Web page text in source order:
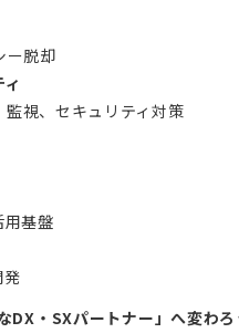
ー脱却
視、セキュリティ対策
基盤
DX・SXパートナー」へ変わ